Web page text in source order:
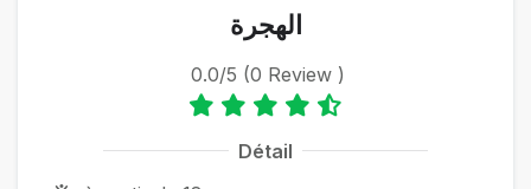
الهجرة
0.0/5 (0 Review )
Détail